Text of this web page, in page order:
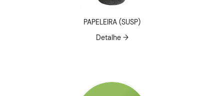
PAPELEIRA (SUSP)
Detalhe →